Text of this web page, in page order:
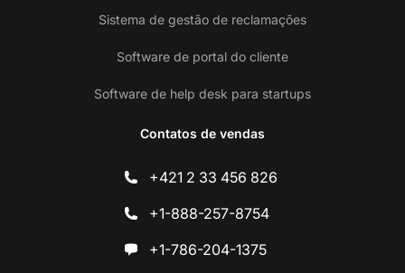
Sistema de gestão de reclamações
Software de portal do cliente
Software de help desk para startups
Contatos de vendas
+421 2 33 456 826
+1-888-257-8754
+1-786-204-1375